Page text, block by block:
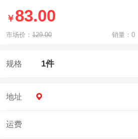
￥ 83.00
销量： 0
市场价： 129.00
规格 1件
地址
运费